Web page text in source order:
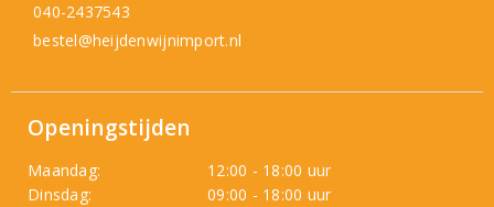
040-2437543
bestel@heijdenwijnimport.nl
Openingstijden
Maandag:
12:00 - 18:00 uur
Dinsdag:
09:00 - 18:00 uur